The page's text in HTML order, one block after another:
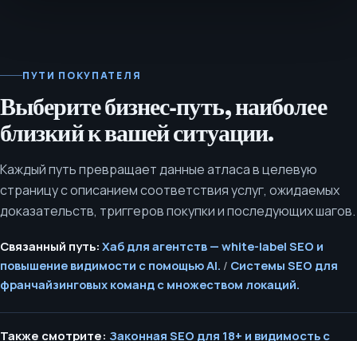
ПУТИ ПОКУПАТЕЛЯ
Выберите бизнес‑путь, наиболее
близкий к вашей ситуации.
Каждый путь превращает данные атласа в целевую
страницу с описанием соответствия услуг, ожидаемых
доказательств, триггеров покупки и последующих шагов.
Связанный путь: Хаб для агентств — white-label SEO и
повышение видимости с помощью AI. / Системы SEO для
франчайзинговых команд с множеством локаций.
Также смотрите: Законная SEO для 18+ и видимость с